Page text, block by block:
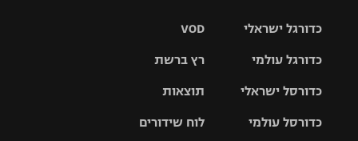
VOD
רץ ברשת
תוצאות
לוח שידורים
כדורגל ישראלי
כדורגל עולמי
האלופות
כדורסל ישראלי
כדורסל עולמי